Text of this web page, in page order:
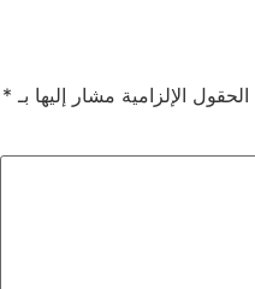
الحقول الإلزامية مشار إليها بـ *